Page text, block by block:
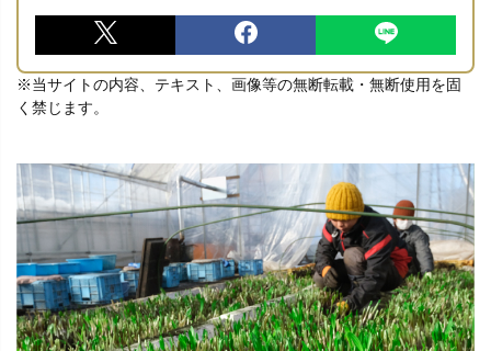
※当サイトの内容、テキスト、画像等の無断転載・無断使用を固
く禁じます。